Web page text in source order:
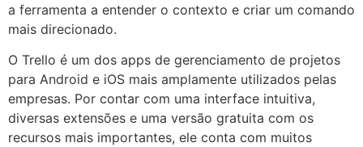
a ferramenta a entender o contexto e criar um comando
mais direcionado.
O Trello é um dos apps de gerenciamento de projetos
para Android e iOS mais amplamente utilizados pelas
empresas. Por contar com uma interface intuitiva,
diversas extensões e uma versão gratuita com os
recursos mais importantes, ele conta com muitos